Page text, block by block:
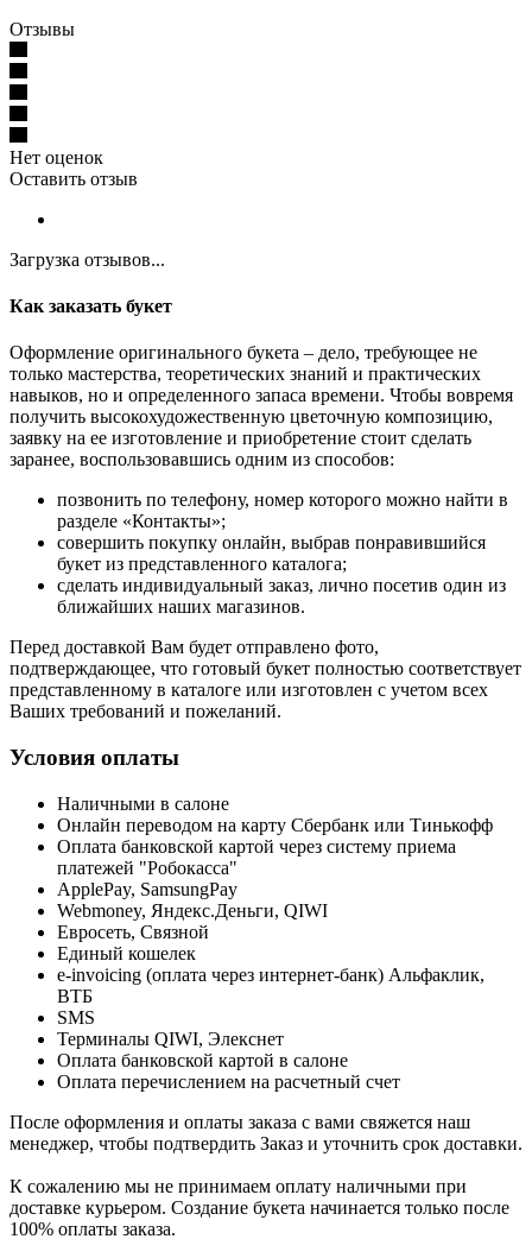
Отзывы
Нет оценок
Оставить отзыв
Загрузка отзывов...
Как заказать букет
Оформление оригинального букета – дело, требующее не
только мастерства, теоретических знаний и практических
навыков, но и определенного запаса времени. Чтобы вовремя
получить высокохудожественную цветочную композицию,
заявку на ее изготовление и приобретение стоит сделать
заранее, воспользовавшись одним из способов:
позвонить по телефону, номер которого можно найти в
разделе «Контакты»;
совершить покупку онлайн, выбрав понравившийся
букет из представленного каталога;
сделать индивидуальный заказ, лично посетив один из
ближайших наших магазинов.
Перед доставкой Вам будет отправлено фото,
подтверждающее, что готовый букет полностью соответствует
представленному в каталоге или изготовлен с учетом всех
Ваших требований и пожеланий.
Условия оплаты
Наличными в салоне
Онлайн переводом на карту Сбербанк или Тинькофф
Оплата банковской картой через систему приема
платежей "Робокасса"
ApplePay, SamsungPay
Webmoney, Яндекс.Деньги, QIWI
Евросеть, Связной
Единый кошелек
e-invoicing (оплата через интернет-банк) Альфаклик,
ВТБ
SMS
Терминалы QIWI, Элекснет
Оплата банковской картой в салоне
Оплата перечислением на расчетный счет
После оформления и оплаты заказа с вами свяжется наш
менеджер, чтобы подтвердить Заказ и уточнить срок доставки.
К сожалению мы не принимаем оплату наличными при
доставке курьером. Создание букета начинается только после
100% оплаты заказа.